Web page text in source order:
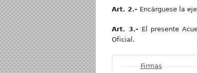
Art. 2.- Encárguese la
Art. 3.- El presente
Oficial.
Mostrar
Firmas